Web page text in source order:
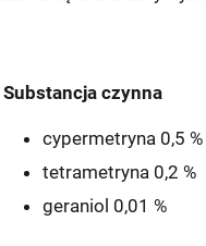
Substancja czynna
cypermetryna 0,5 %
tetrametryna 0,2 %
geraniol 0,01 %